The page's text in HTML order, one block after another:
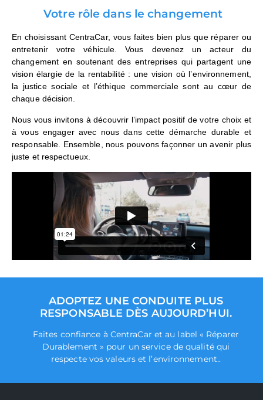
Votre rôle dans le changement
En choisissant CentraCar, vous faites bien plus que réparer ou
entretenir votre véhicule. Vous devenez un acteur du
changement en soutenant des entreprises qui partagent une
vision élargie de la rentabilité : une vision où l’environnement,
la justice sociale et l’éthique commerciale sont au cœur de
chaque décision.
Nous vous invitons à découvrir l’impact positif de votre choix et
à vous engager avec nous dans cette démarche durable et
responsable. Ensemble, nous pouvons façonner un avenir plus
juste et respectueux.
ADOPTEZ UNE CONDUITE PLUS
RESPONSABLE DÈS AUJOURD’HUI.
Faites confiance à CentraCar et au label « Réparer
Durablement » pour un service de qualité qui
respecte vos valeurs et l’environnement..